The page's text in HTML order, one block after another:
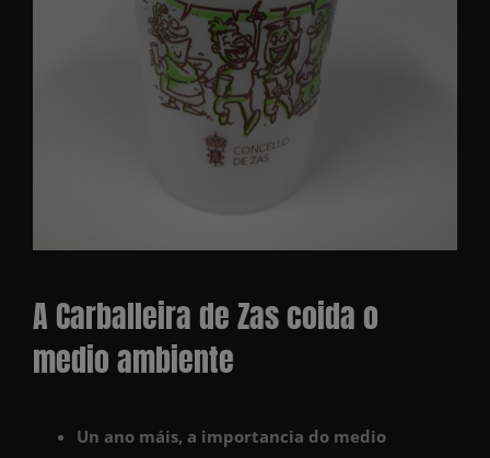
A Carballeira de Zas coida o
medio ambiente
Un ano máis, a importancia do medio